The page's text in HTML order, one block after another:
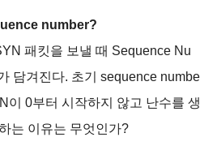
number?
패킷을 보낼 때 Sequence Nu
담겨진다. 초기 sequence numbe
이 0부터 시작하지 않고 난수를 생
는 이유는 무엇인가?